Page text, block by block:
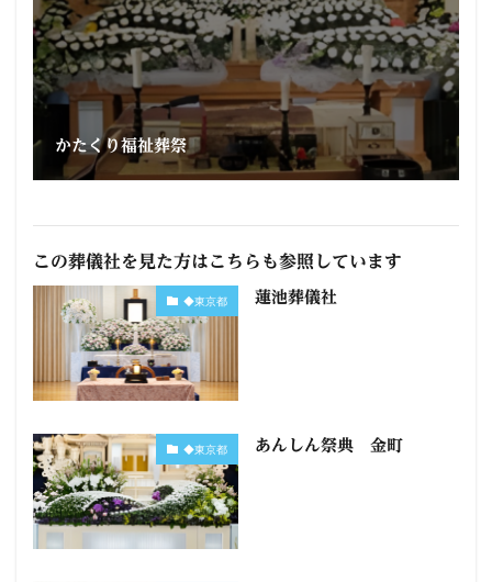
かたくり福祉葬祭
この葬儀社を見た方はこちらも参照しています
◆東京都 蓮池葬儀社
◆東京都 あんしん祭典 金町